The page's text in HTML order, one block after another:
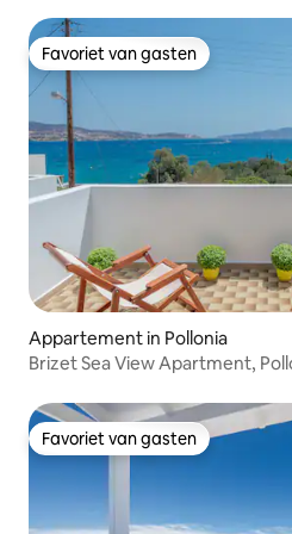
Favoriet van gasten
Favoriet van gasten
Appartement in Pollonia
Brizet Sea View Apartment,
Favoriet van gasten
Favoriet van gasten